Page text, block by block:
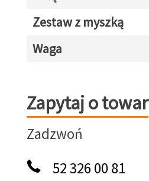
Zestaw z myszką
Waga
Zapytaj o towar
Zapytaj o towar
Zadzwoń
52 326 00 81